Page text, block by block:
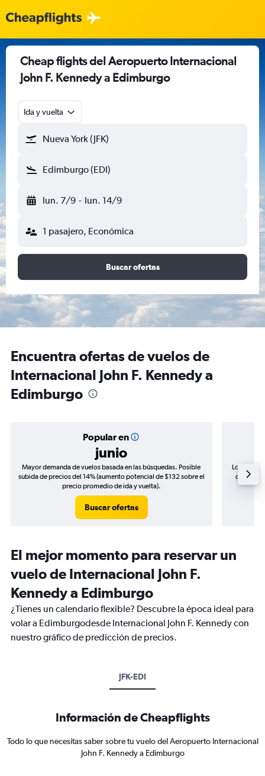
Cheap flights del Aeropuerto Internacional
John F. Kennedy a Edimburgo
Ida y vuelta
Nueva York (JFK)
Edimburgo (EDI)
lun. 7/9 - lun. 14/9
1 pasajero, Económica
Buscar ofertas
Encuentra ofertas de vuelos de
Internacional John F. Kennedy a
Edimburgo
Popular en
junio
Mayor demanda de vuelos basada en las búsquedas. Posible
subida de precios del 14% (aumento potencial de $132 sobre el
precio promedio de ida y vuelta).
Buscar ofertas
Los
de
El mejor momento para reservar un
vuelo de Internacional John F.
Kennedy a Edimburgo
¿Tienes un calendario flexible? Descubre la época ideal para
volar a Edimburgodesde Internacional John F. Kennedy con
nuestro gráfico de predicción de precios.
JFK-EDI
Información de Cheapflights
Todo lo que necesitas saber sobre tu vuelo del Aeropuerto Internacional
John F. Kennedy a Edimburgo